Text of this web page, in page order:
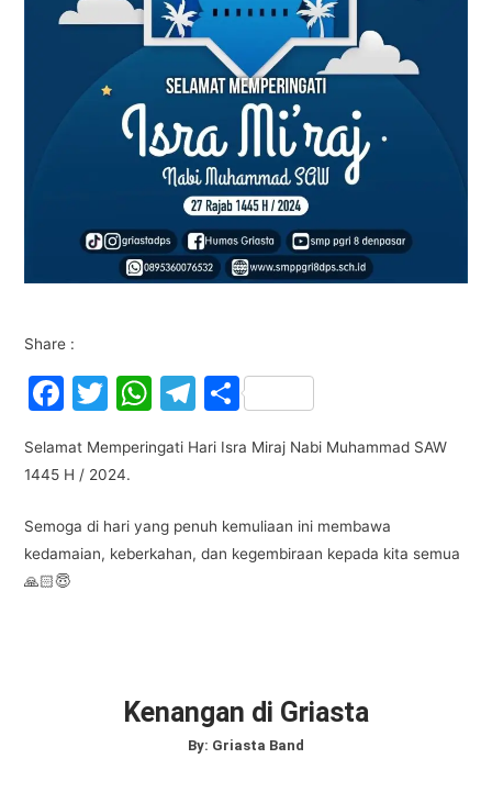
Share :
F
c
b
o
T
itt
W
at
A
p
T
e
a
m
S
ar
Selamat Memperingati Hari Isra Miraj Nabi Muhammad SAW
1445 H / 2024.
Semoga di hari yang penuh kemuliaan ini membawa
kedamaian, keberkahan, dan kegembiraan kepada kita semua
🙏🏻😇
Kenangan di Griasta
By: Griasta Band